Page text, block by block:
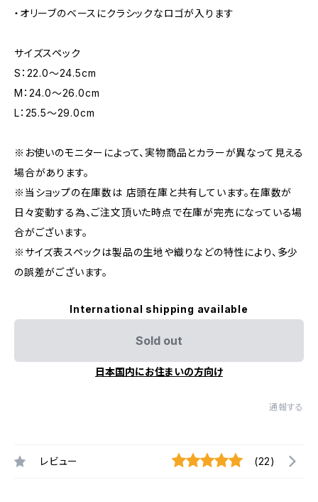
・オリーブのベースにクラシックなロゴが入ります
サイズスペック
S：22.0～24.5cm
M：24.0～26.0cm
L：25.5～29.0cm
※お使いのモニターによって、実物商品とカラーが異なって見える
場合があります。
※当ショップの在庫数は 店頭在庫と共有しています。在庫数が
日々変動する為、ご注文頂いた時点で在庫が完売になっている場
合がございます。
※サイズ表スペックは製品の生地や織りなどの特性により、多少
の誤差がございます。
International shipping available
Sold out
日本国内にお住まいの方向け
通報する
レビュー (22)